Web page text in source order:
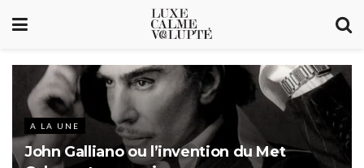
A LA UNE
John Galliano ou l’invention du Met